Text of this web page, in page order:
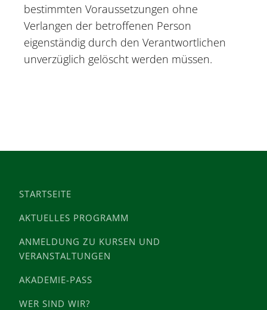
bestimmten Voraussetzungen ohne
Verlangen der betroffenen Person
eigenständig durch den Verantwortlichen
unverzüglich gelöscht werden müssen.
STARTSEITE
AKTUELLES PROGRAMM
ANMELDUNG ZU KURSEN UND
VERANSTALTUNGEN
AKADEMIE-PASS
WER SIND WIR?